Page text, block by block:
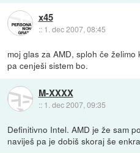
x45
:: 1. dec 2007, 08:45
moj glas za AMD, sploh če
pa cenješi sistem bo.
M-XXXX
:: 1. dec 2007, 09:35
Definitivno Intel. AMD je že sam
naviješ pa je dobiš skoraj še